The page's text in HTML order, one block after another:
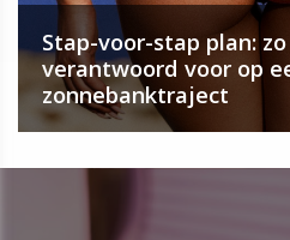
Stap-voor-stap plan:
verantwoord voor op
zonnebanktraject